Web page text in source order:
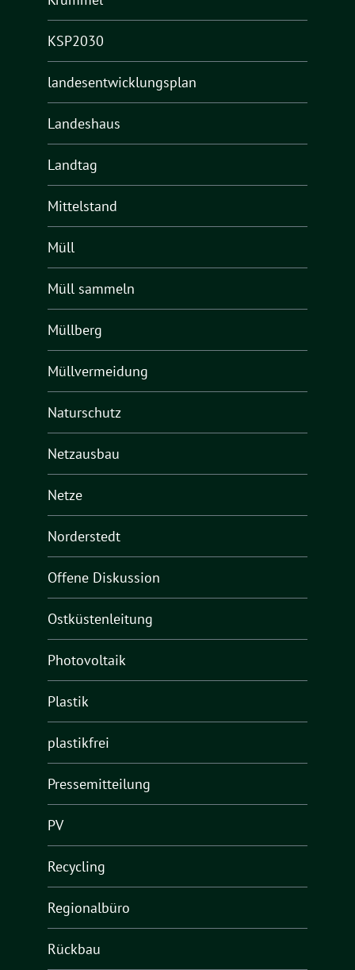
KSP2030
landesentwicklungsplan
Landeshaus
Landtag
Mittelstand
Müll
Müll sammeln
Müllberg
Müllvermeidung
Naturschutz
Netzausbau
Netze
Norderstedt
Offene Diskussion
Ostküstenleitung
Photovoltaik
Plastik
plastikfrei
Pressemitteilung
PV
Recycling
Regionalbüro
Rückbau